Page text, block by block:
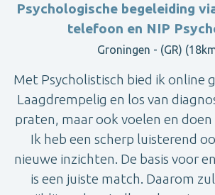
Psychologische begeleiding
telefoon en NIP
Groningen - (GR)
Met Psycholistisch bied ik online
Laagdrempelig en los van
praten, maar ook voelen en
Ik heb een scherp luisterend
nieuwe inzichten. De basis voor
is een juiste match. Daarom